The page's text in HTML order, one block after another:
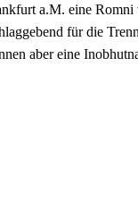
a.M. eine
für die
aber eine